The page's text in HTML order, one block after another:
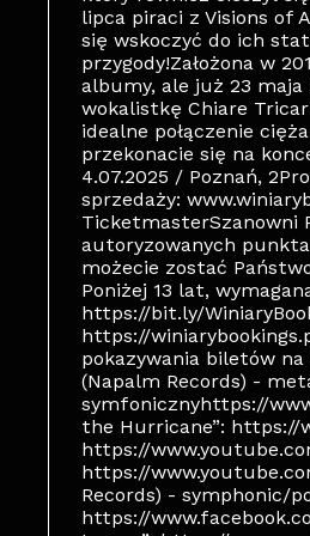
lipca piraci z Visions of
się wskoczyć do ich
przygody!Założona w
albumy, ale już 23 maja
wokalistkę Chiare
idealne połączenie
przekonacie się na
4.07.2025 / Poznań,
sprzedaży:
TicketmasterSzanowni
autoryzowanych
możecie zostać
Poniżej 13 lat,
https://bit.ly/
https://
pokazywania biletów
(Napalm Records) -
symfonicznyhttps://
the Hurricane”: https://
https://
https://
Records) - symphonic/
https://